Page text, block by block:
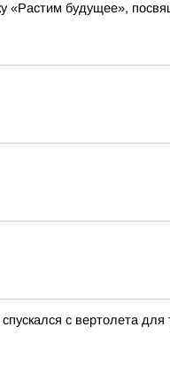
«Растим будущее»,
с вертолета